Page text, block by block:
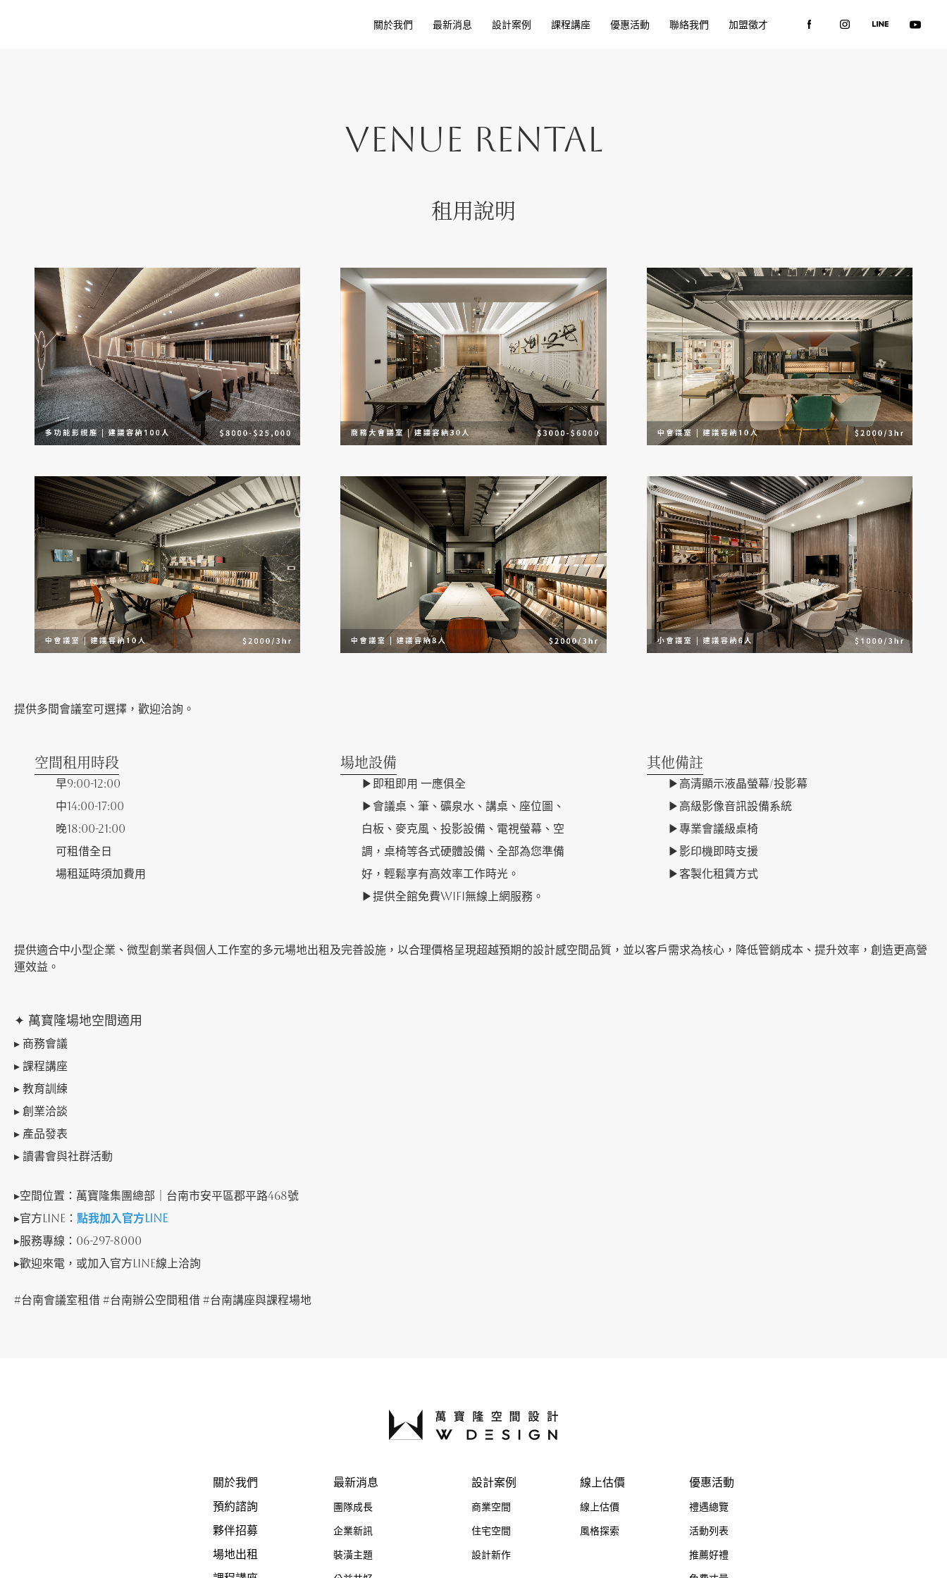
關於我們 最新消息 設計案例 課程講座 優惠活動 聯絡我們 加盟徵才
VENUE RENTAL
租用說明
提供多間會議室可選擇，歡迎洽詢。
空間租用時段
早9:00-12:00
中14:00-17:00
晚18:00-21:00
可租借全日
場租延時須加費用
場地設備
▶ 即租即用 一應俱全
▶ 會議桌、筆、礦泉水、講桌、座位圖、
白板、麥克風、投影設備、電視螢幕、空
調，桌椅等各式硬體設備、全部為您準備
好，輕鬆享有高效率工作時光。
▶提供全館免費WIFI無線上網服務。
其他備註
▶高清顯示液晶螢幕/投影幕
▶ 高級影像音訊設備系統
▶專業會議級桌椅
▶影印機即時支援
▶客製化租賃方式
提供適合中小型企業、微型創業者與個人工作室的多元場地出租及完善設施，以合理價格呈現超越預期的設計感空間品質，並以客戶需求為核心，降低管銷成本、提升效率，創造更高營
運效益。
✦ 萬寶隆場地空間適用
▸ 商務會議
▸ 課程講座
▸ 教育訓練
▸ 創業洽談
▸ 產品發表
▸ 讀書會與社群活動
▸空間位置：萬寶隆集團總部｜台南市安平區郡平路468號
▸官方LINE： 點我加入官方LINE
▸服務專線：06-297-8000
▸歡迎來電，或加入官方Line線上洽詢
#台南會議室租借 #台南辦公空間租借 #台南講座與課程場地
關於我們
預約諮詢
夥伴招募
場地出租
最新消息
團隊成長
企業新訊
裝潢主題
設計案例
商業空間
住宅空間
設計新作
線上估價
線上估價
風格探索
優惠活動
禮遇總覽
活動列表
推薦好禮